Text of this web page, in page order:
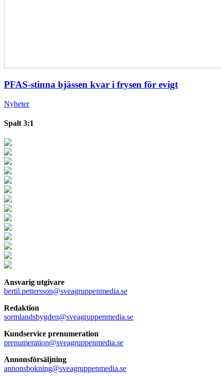
PFAS-stinna bjässen kvar i frysen för evigt
Nyheter
Spalt 3:1
Ansvarig utgivare
bertil.pettersson@sveagruppenmedia.se
Redaktion
sormlandsbygden@sveagruppenmedia.se
Kundservice prenumeration
prenumeration@sveagruppenmedia.se
Annonsförsäljning
annonsbokning@sveagruppenmedia.se